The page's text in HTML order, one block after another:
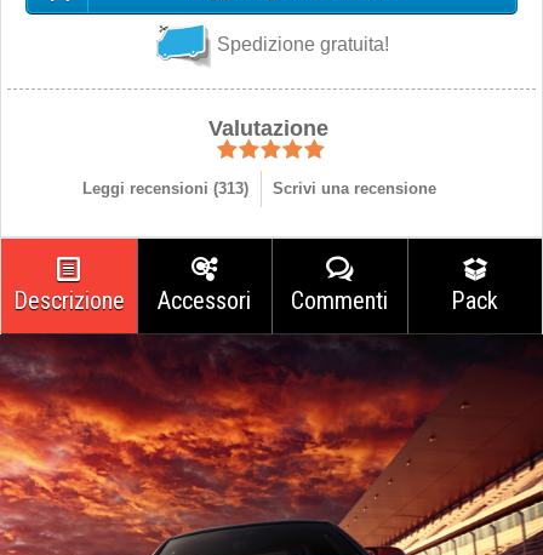
Spedizione gratuita!
Valutazione
Leggi recensioni (313) Scrivi una recensione
Descrizione Accessori Commenti Pack